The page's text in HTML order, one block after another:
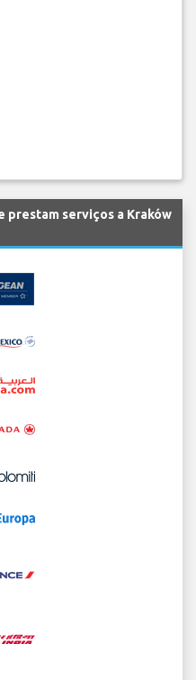
prestam serviços a Kraków